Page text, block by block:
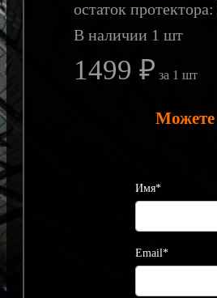
остаток
В наличии 1 шт
1499 ₽ за 1 шт
Имя*
Email*